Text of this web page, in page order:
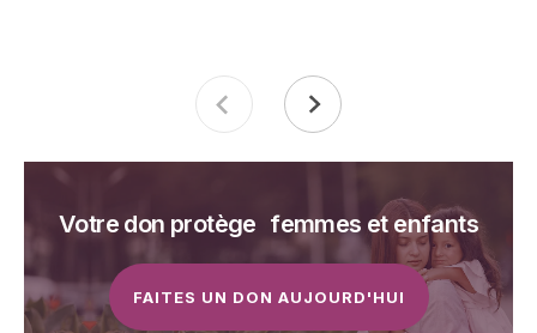
Votre don protège femmes et enfants
FAITES UN DON AUJOURD'HUI